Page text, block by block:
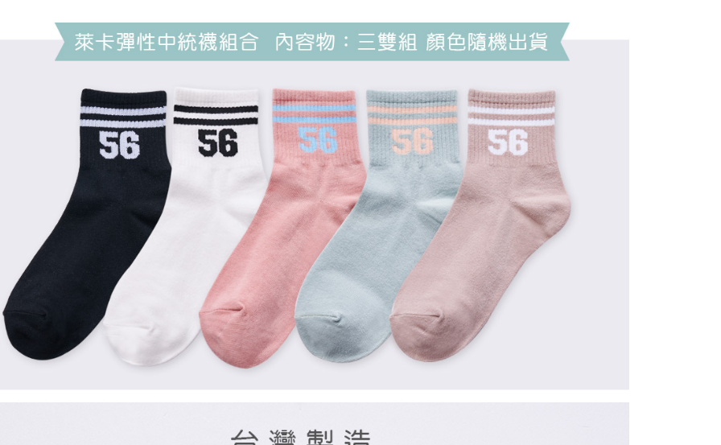
7-11取貨付款
每筆NT$80，滿NT$899(含以上)免運費
付款後7-11取貨
每筆NT$80，滿NT$859(含以上)免運費
宅配
每筆NT$85，滿NT$859(含以上)免運費